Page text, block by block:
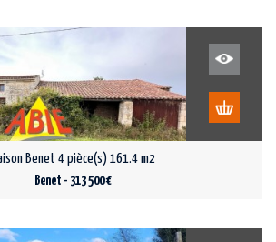
Benet 4 pièce(s) 161.4 m2
Benet - 313 500 €